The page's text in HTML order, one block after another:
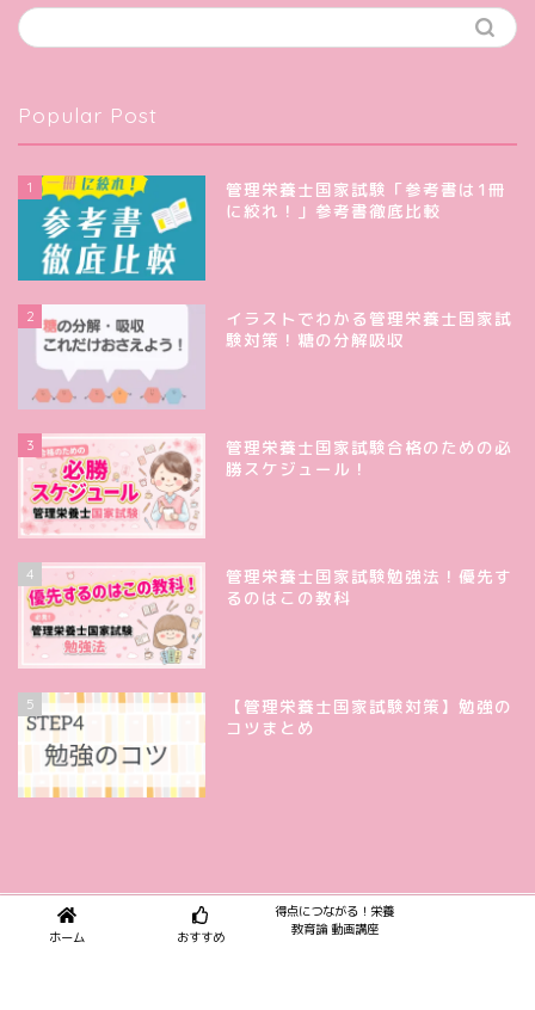
Popular Post
1
管理栄養士国家試験「参考書は1冊
に絞れ！」参考書徹底比較
2
イラストでわかる管理栄養士国家試
験対策！糖の分解吸収
3
管理栄養士国家試験合格のための必
勝スケジュール！
4
管理栄養士国家試験勉強法！優先す
るのはこの教科
5
【管理栄養士国家試験対策】勉強の
コツまとめ
プライバシーポリシー
特定商取引法に基づく表記
ホーム おすすめ
得点につながる！栄養
教育論 動画講座